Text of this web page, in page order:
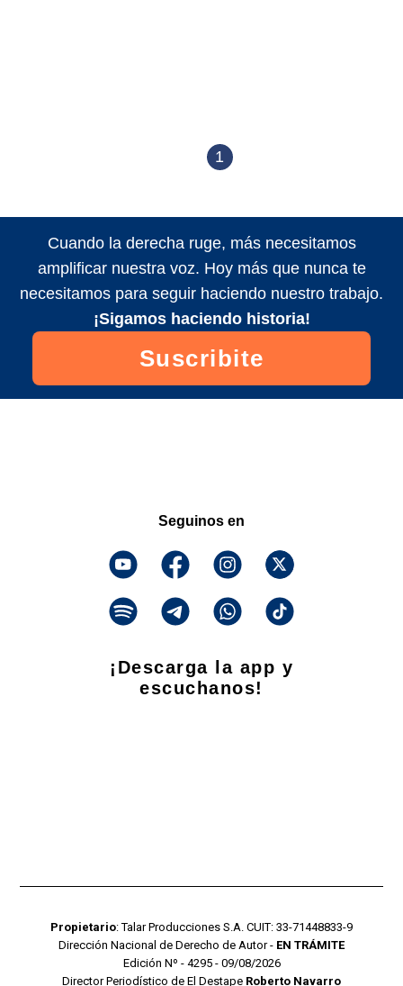
1
Cuando la derecha ruge, más necesitamos
amplificar nuestra voz. Hoy más que nunca te
necesitamos para seguir haciendo nuestro trabajo.
¡Sigamos haciendo historia!
Suscribite
Seguinos en
¡Descarga la app y
escuchanos!
Propietario: Talar Producciones S.A. CUIT: 33-71448833-9
Dirección Nacional de Derecho de Autor - EN TRÁMITE
Edición Nº - 4295 - 09/08/2026
Director Periodístico de El Destape Roberto Navarro